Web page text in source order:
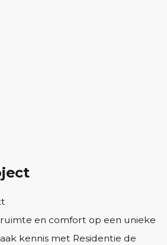
en comfort op een unieke
kennis met Residentie de